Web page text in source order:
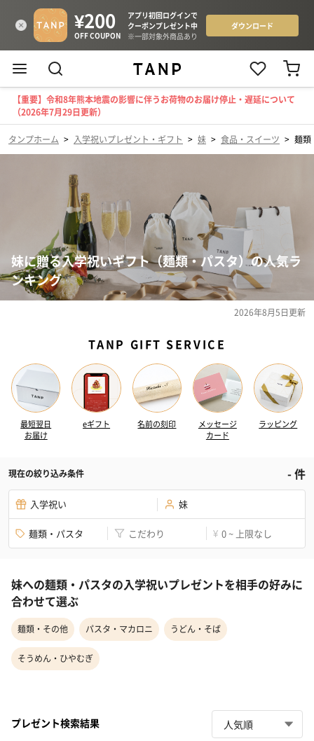
【重要】令和8年熊本地震の影響に伴うお荷物のお届け停止・遅延について
（2026年7月29日更新）
タンプホーム > 入学祝いプレゼント・ギフト > 妹 > 食品・スイーツ > 麺類
妹に贈る入学祝いギフト（麺類・パスタ）の人気ラ
ンキング
2026年8月5日更新
TANP GIFT SERVICE
最短翌日
お届け
eギフト 名前の刻印
メッセージ
カード
ラッピング
現在の絞り込み条件 -件
入学祝い 妹
麺類・パスタ こだわり ¥ 0 ~ 上限なし
妹への麺類・パスタの入学祝いプレゼントを相手の好みに
合わせて選ぶ
麺類・その他 パスタ・マカロニ うどん・そば
そうめん・ひやむぎ
プレゼント検索結果